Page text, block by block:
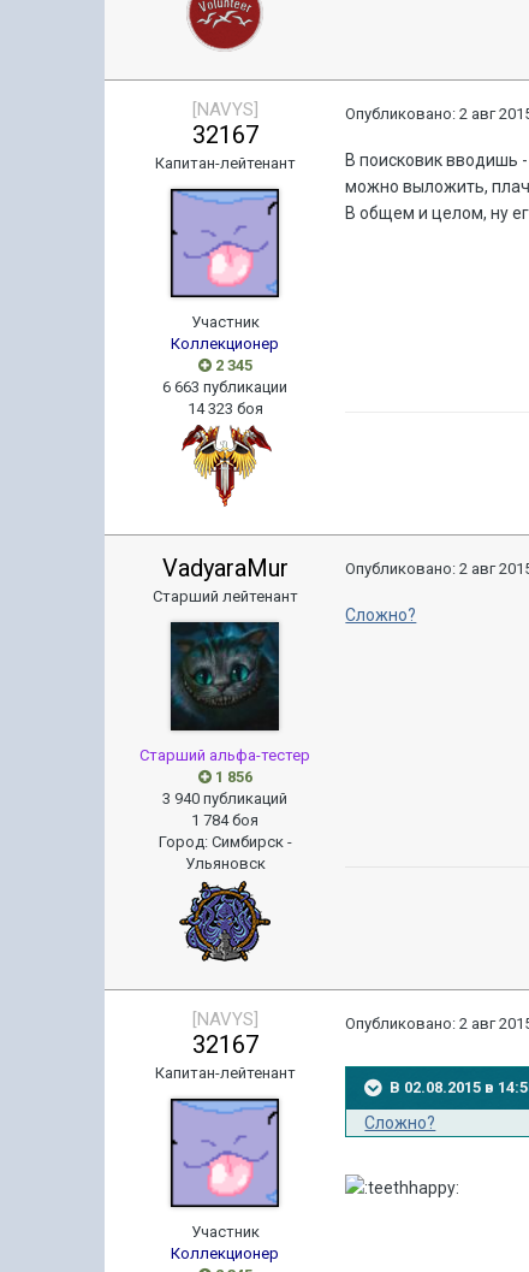
[NAVYS]
32167
Капитан-лейтенант
Участник
Коллекционер
2 345
6 663 публикации
14 323 боя
Опубликовано:2 авг
В поисковик вводишь
можно выложить,
В общем и целом, ну
VadyaraMur
Старший лейтенант
Старший альфа-тестер
1 856
3 940 публикаций
1 784 боя
Город: Симбирск -
Ульяновск
Опубликовано:2 авг
Сложно?
[NAVYS]
32167
Капитан-лейтенант
Участник
Коллекционер
Опубликовано:2 авг
В 02.08.2015 в
Сложно?